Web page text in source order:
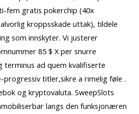
fem gratis pokerchip (40x
kroppsskade uttak), tildele
som innskyter. Vi justerer
85 $ X per snurre
ad quem kvalifiserte
titler,sikre a rimelig føle .
og kryptovaluta. SweepSlots
langs den funksjonæren